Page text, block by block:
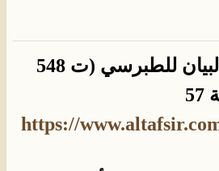
6- تفسير مجمع البيان للطبرسي (ت 548
https://